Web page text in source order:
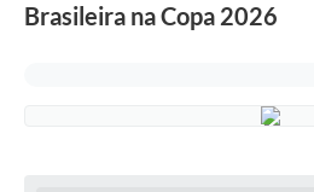
Brasileira na Copa 2026